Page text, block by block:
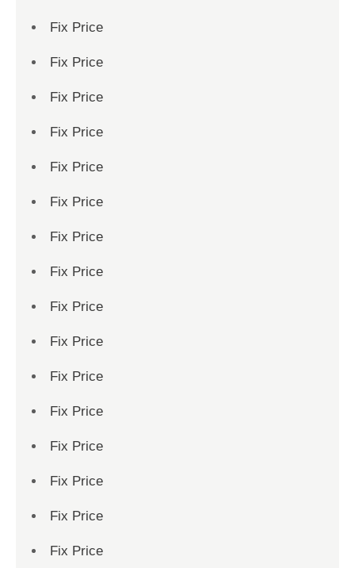
Fix Price
Fix Price
Fix Price
Fix Price
Fix Price
Fix Price
Fix Price
Fix Price
Fix Price
Fix Price
Fix Price
Fix Price
Fix Price
Fix Price
Fix Price
Fix Price